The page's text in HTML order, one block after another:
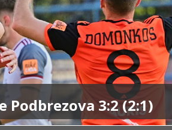
Podbrezova 3:2 (2:1)